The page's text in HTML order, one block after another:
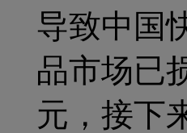
导致中国
品市场已
元，接下